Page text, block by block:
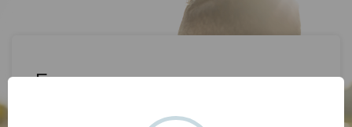
Если у вас возник вопрос,